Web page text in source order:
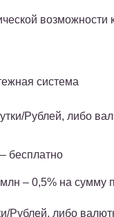
возможности
система
Рублей, либо
бесплатно
– 0,5% на сумму
Рублей, либо